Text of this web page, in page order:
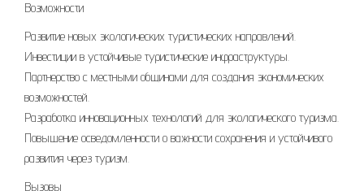
Возможности
Развитие новых экологических туристических направлений.
Инвестиции в устойчивые туристические инфраструктуры.
Партнерство с местными общинами для создания экономических
возможностей.
Разработка инновационных технологий для экологического туризма.
Повышение осведомленности о важности сохранения и устойчивого
развития через туризм.
Вызовы